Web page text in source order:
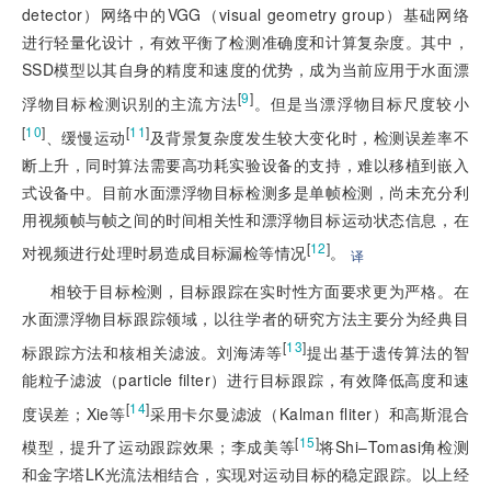
detector）网络中的VGG（visual geometry group）基础网络
进行轻量化设计，有效平衡了检测准确度和计算复杂度。其中，
SSD模型以其自身的精度和速度的优势，成为当前应用于水面漂
浮物目标检测识别的主流方法[9]。但是当漂浮物目标尺度较小
[10] 、缓慢运动[11]及背景复杂度发生较大变化时，检测误差率不
断上升，同时算法需要高功耗实验设备的支持，难以移植到嵌入
式设备中。目前水面漂浮物目标检测多是单帧检测，尚未充分利
用视频帧与帧之间的时间相关性和漂浮物目标运动状态信息，在
对视频进行处理时易造成目标漏检等情况[12]。译
相较于目标检测，目标跟踪在实时性方面要求更为严格。在
水面漂浮物目标跟踪领域，以往学者的研究方法主要分为经典目
标跟踪方法和核相关滤波。刘海涛等[13]提出基于遗传算法的智
能粒子滤波（particle filter）进行目标跟踪，有效降低高度和速
度误差；Xie等[14]采用卡尔曼滤波（Kalman fliter）和高斯混合
模型，提升了运动跟踪效果；李成美等[15]将Shi–Tomasi角检测
和金字塔LK光流法相结合，实现对运动目标的稳定跟踪。以上经